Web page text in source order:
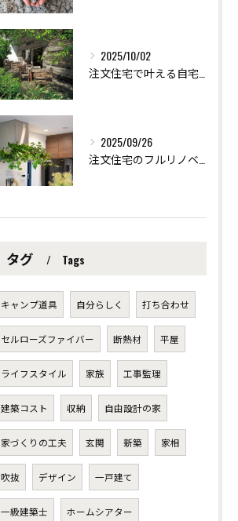
2025/10/02
2025/09/26
タグ Tags
キャンプ道具 自分らしく 打ち合わせ
セルローズファイバー 断熱材 平屋
ライフスタイル 家族 工事監理
建築コスト 収納 自由設計の家
家づくりの工夫 玄関 新築 家相
吹抜 デザイン 一戸建て
一級建築士 ホームシアター